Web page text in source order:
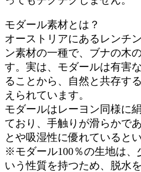
モダール素材とは？
オーストリアにあるレンチ
ン素材の一種で、ブナの木
す。実は、モダールは有害
ることから、自然と共存す
えられています。
モダールはレーヨン同様に
ており、手触りが滑らかで
とや吸湿性に優れていると
※モダール100％の生地は、
いう性質を持つため、脱水